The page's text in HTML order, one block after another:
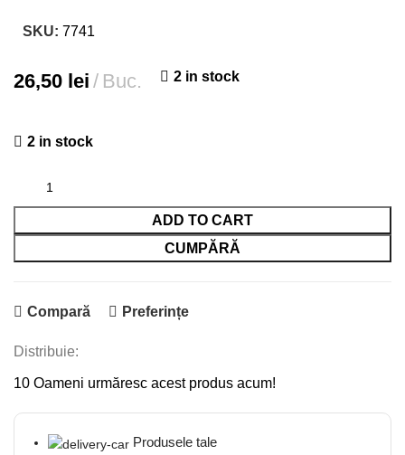
SKU: 7741
26,50 lei Buc. 2 in stock
2 in stock
ADD TO CART
CUMPĂRĂ
Compară Preferințe
Distribuie:
10 Oameni urmăresc acest produs acum!
Produsele tale